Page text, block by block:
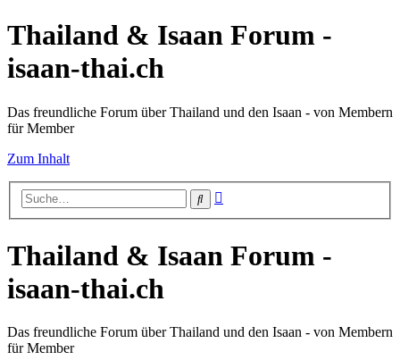
Thailand & Isaan Forum -
isaan-thai.ch
Das freundliche Forum über Thailand und den Isaan - von Membern
für Member
Zum Inhalt
Suche
Thailand & Isaan Forum -
isaan-thai.ch
Das freundliche Forum über Thailand und den Isaan - von Membern
für Member